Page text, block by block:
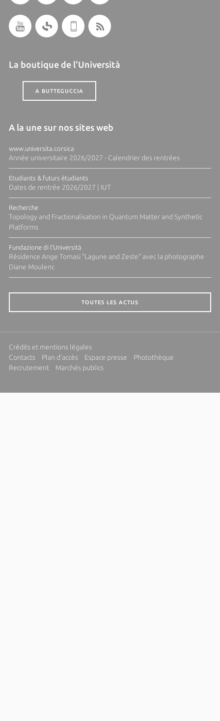
La boutique de l'Università
A BUTTEGUCCIA
A la une sur nos sites web
www.universita.corsica
Année universitaire 2026/2027 - Calendrier des rentrées
Etudiants & futurs étudiants
Dates de rentrée 2026/2027 | IUT
Recherche
Topology and Fractionalisation in Quantum Matter and Synthetic
Platforms
Fundazione di l'Università
Résidence Ange Tomasi "Lagune and Zeste" avec la photographe
Diane Moulenc
TOUTES LES ACTUS
Crédits et mentions légales
Contacts
Plan d'accès Espace presse
Photothèque
Recrutement
Marchés publics